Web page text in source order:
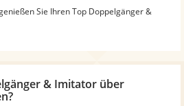
Sie Ihren Top Doppelgänger &
& Imitator über